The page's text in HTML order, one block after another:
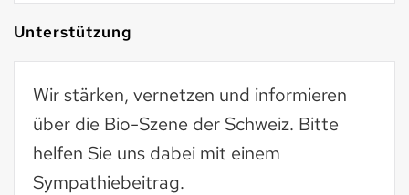
Unterstützung
Wir stärken, vernetzen und informieren
über die Bio-Szene der Schweiz. Bitte
helfen Sie uns dabei mit einem
Sympathiebeitrag.